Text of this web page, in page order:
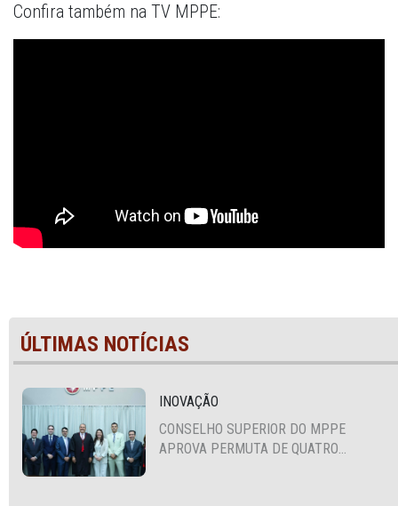
Confira também na TV MPPE:
ÚLTIMAS NOTÍCIAS
INOVAÇÃO
CONSELHO SUPERIOR DO MPPE
APROVA PERMUTA DE QUATRO